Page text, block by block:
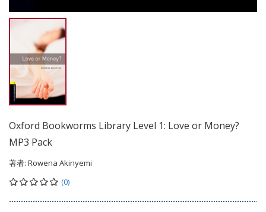
Oxford Bookworms Library Level 1: Love or Money?
MP3 Pack
著者: Rowena Akinyemi
(0)